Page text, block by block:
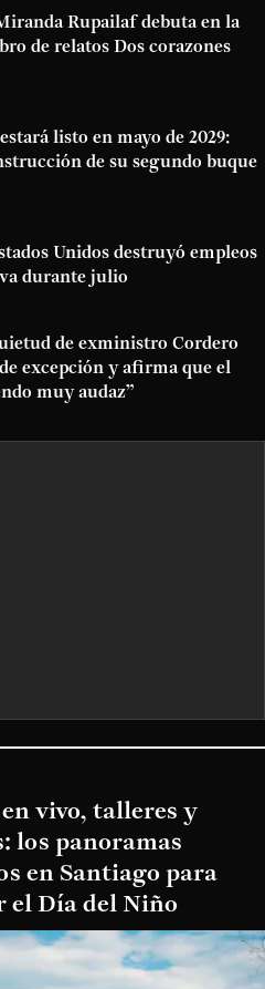
Rupailaf debuta en la
de relatos Dos corazones
listo en mayo de 2029:
de su segundo buque
Unidos destruyó empleos
durante julio
de exministro Cordero
excepción y afirma que el
muy audaz”
vivo, talleres y
los panoramas
en Santiago para
el Día del Niño